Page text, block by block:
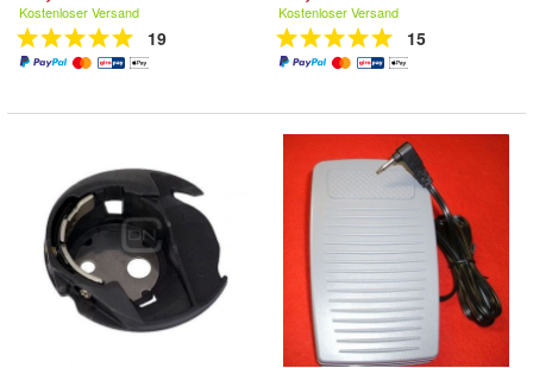
Kostenloser Versand
19
Kostenloser Versand
15